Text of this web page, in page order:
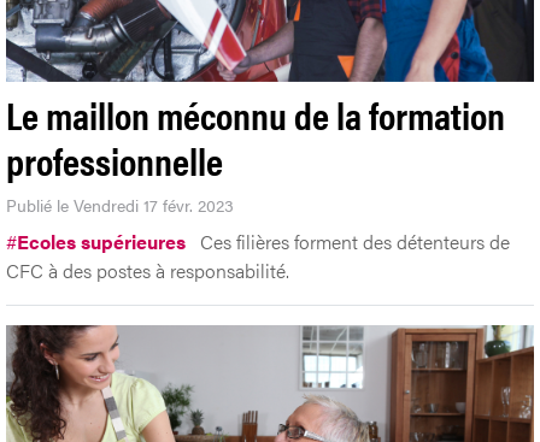
Le maillon méconnu de la formation
professionnelle
Publié le Vendredi 17 févr. 2023
#Ecoles supérieures Ces filières forment des détenteurs de
CFC à des postes à responsabilité.